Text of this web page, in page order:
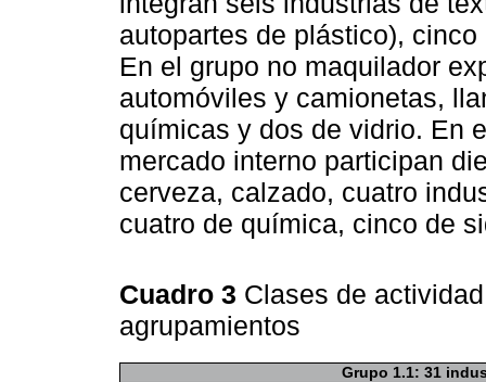
autopartes de plástico),
En el grupo no maquilador
automóviles y camionetas,
químicas y dos de vidrio. En
mercado interno participan
cerveza, calzado, cuatro
cuatro de química, cinco de
Cuadro 3 Clases de
agrupamientos
Grupo 1.1: 31